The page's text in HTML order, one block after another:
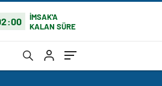
İMSAK'A
KALAN SÜRE